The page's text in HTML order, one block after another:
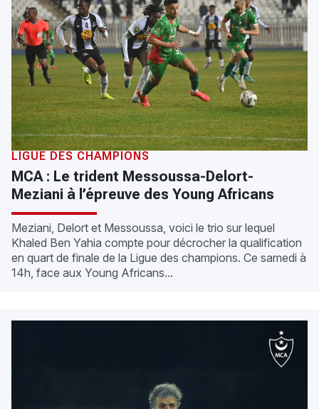
LIGUE DES CHAMPIONS
MCA : Le trident Messoussa-Delort-
Meziani à l’épreuve des Young Africans
Meziani, Delort et Messoussa, voici le trio sur lequel
Khaled Ben Yahia compte pour décrocher la qualification
en quart de finale de la Ligue des champions. Ce samedi à
14h, face aux Young Africans...